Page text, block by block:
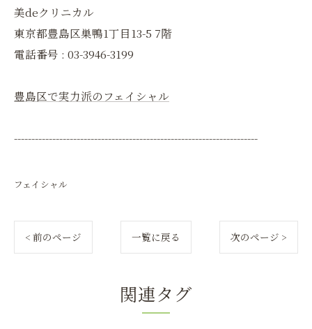
美deクリニカル
東京都豊島区巣鴨1丁目13-5 7階
電話番号 : 03-3946-3199
豊島区で実力派のフェイシャル
----------------------------------------------------------------------
フェイシャル
< 前のページ 一覧に戻る 次のページ >
関連タグ